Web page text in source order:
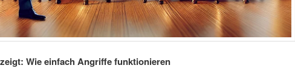
Wie einfach Angriffe funktionieren